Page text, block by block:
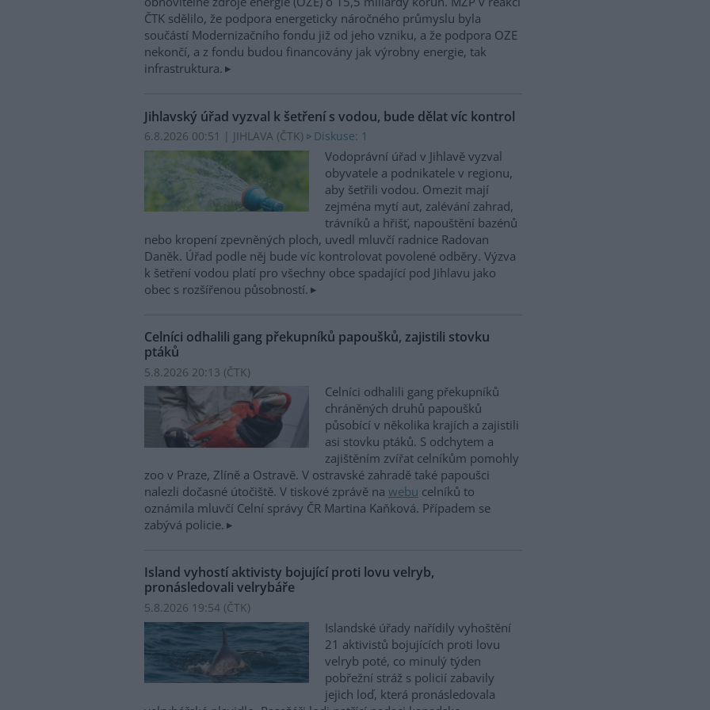
ČTK sdělilo, že podpora energeticky náročného průmyslu byla
součástí Modernizačního fondu již od jeho vzniku, a že podpora OZE
nekončí, a z fondu budou financovány jak výrobny energie, tak
infrastruktura.
Jihlavský úřad vyzval k šetření s vodou, bude dělat víc kontrol
6.8.2026 00:51 | JIHLAVA (ČTK) Diskuse: 1
Vodoprávní úřad v Jihlavě vyzval
obyvatele a podnikatele v regionu,
aby šetřili vodou. Omezit mají
zejména mytí aut, zalévání zahrad,
trávníků a hřišť, napouštění bazénů
nebo kropení zpevněných ploch, uvedl mluvčí radnice Radovan
Daněk. Úřad podle něj bude víc kontrolovat povolené odběry. Výzva
k šetření vodou platí pro všechny obce spadající pod Jihlavu jako
obec s rozšířenou působností.
Celníci odhalili gang překupníků papoušků, zajistili stovku
ptáků
5.8.2026 20:13 (ČTK)
Celníci odhalili gang překupníků
chráněných druhů papoušků
působící v několika krajích a zajistili
asi stovku ptáků. S odchytem a
zajištěním zvířat celníkům pomohly
zoo v Praze, Zlíně a Ostravě. V ostravské zahradě také papoušci
nalezli dočasné útočiště. V tiskové zprávě na webu celníků to
oznámila mluvčí Celní správy ČR Martina Kaňková. Případem se
zabývá policie.
Island vyhostí aktivisty bojující proti lovu velryb,
pronásledovali velrybáře
5.8.2026 19:54 (ČTK)
Islandské úřady nařídily vyhoštění
21 aktivistů bojujících proti lovu
velryb poté, co minulý týden
pobřežní stráž s policií zabavily
jejich loď, která pronásledovala